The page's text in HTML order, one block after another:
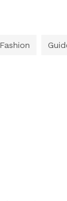
Fashion